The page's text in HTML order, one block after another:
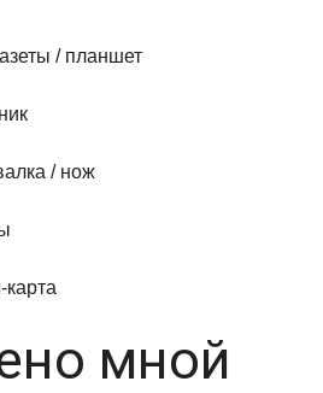
/ планшет
/ нож
карта
мной